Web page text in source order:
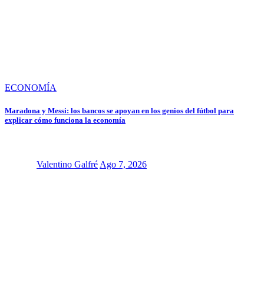
ECONOMÍA
Maradona y Messi: los bancos se apoyan en los genios del fútbol para
explicar cómo funciona la economía
Valentino Galfré Ago 7, 2026